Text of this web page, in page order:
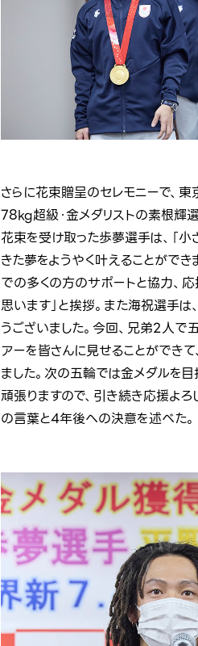
さらに花束贈呈のセレモニーで、
78kg超級・金メダリストの素根輝選
花束を受け取った歩夢選手は、「
きた夢をようやく叶えることができ
での多くの方のサポートと協力、
思います」と挨拶。また海祝選手は
うございました。今回、兄弟2人で
アーを皆さんに見せることができ
ました。次の五輪では金メダルを
頑張りますので、引き続き応援よろ
の言葉と4年後への決意を述べた。